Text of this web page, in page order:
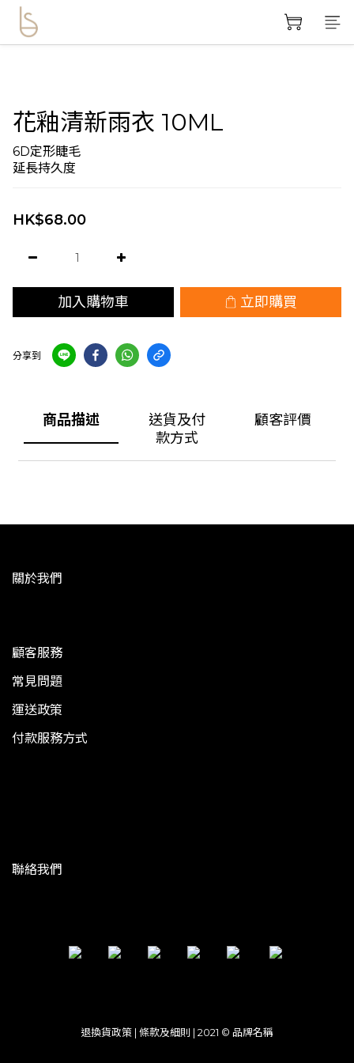
花釉清新雨衣 10ML
6D定形睫毛
延長持久度
HK$68.00
加入購物車 立即購買
分享到
商品描述
送貨及付
款方式
顧客評價
關於我們
顧客服務
常見問題
運送政策
付款服務方式
聯絡我們
退換貨政策 | 條款及細則 | 2021 © 品牌名稱